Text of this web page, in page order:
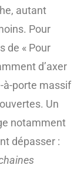
autant
Pour
de « Pour
d’axer
à-porte massif
Un
notamment
dépasser :